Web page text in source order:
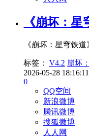
《崩坏：
《崩坏：星穹铁
标签： V4.2 崩坏
2026-05-28 18:16:11
0
QQ空间
新浪微博
腾讯微博
搜狐微博
人人网